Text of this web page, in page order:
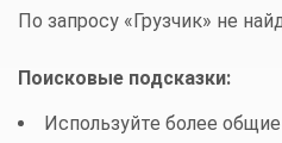
По запросу «Грузчик» не
Поисковые подсказки:
Используйте более